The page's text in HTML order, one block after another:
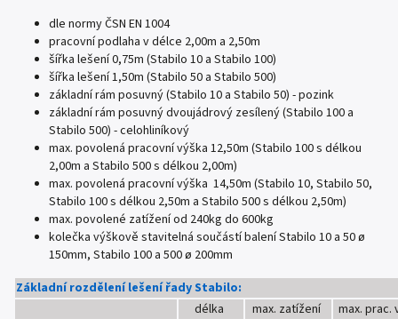
dle normy ČSN EN 1004
pracovní podlaha v délce 2,00m a 2,50m
šířka lešení 0,75m (Stabilo 10 a Stabilo 100)
šířka lešení 1,50m (Stabilo 50 a Stabilo 500)
základní rám posuvný (Stabilo 10 a Stabilo 50) - pozink
základní rám posuvný dvoujádrový zesílený (Stabilo 100 a
Stabilo 500) - celohliníkový
max. povolená pracovní výška 12,50m (Stabilo 100 s délkou
2,00m a Stabilo 500 s délkou 2,00m)
max. povolená pracovní výška 14,50m (Stabilo 10, Stabilo 50,
Stabilo 100 s délkou 2,50m a Stabilo 500 s délkou 2,50m)
max. povolené zatížení od 240kg do 600kg
kolečka výškově stavitelná součástí balení Stabilo 10 a 50ø
150mm, Stabilo 100 a 500 ø 200mm
Základní rozdělení lešení řady Stabilo:
délka
max. zatížení
max. prac.